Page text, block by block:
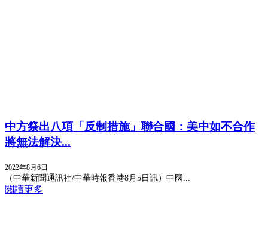
中方祭出八項「反制措施」聯合國：美中如不合作
將無法解決...
2022年8月6日
（中華新聞通訊社/中華時報香港8月5日訊）中國...
閱讀更多